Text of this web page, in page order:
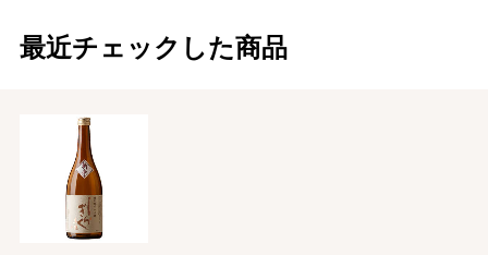
最近チェックした商品